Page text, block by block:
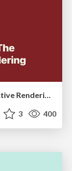
HTML-Aware ERB: The Path to Reactive Rendering @ RubyCon 2026, Rimini, Italy
3 400